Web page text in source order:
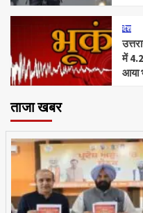
देश
में
आया
ताजा खबर